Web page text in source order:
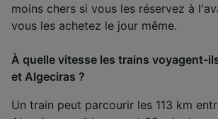
moins chers si vous les réservez à
vous les achetez le jour même.
À quelle vitesse les trains voyagent-
et Algeciras ?
Un train peut parcourir les 113 km